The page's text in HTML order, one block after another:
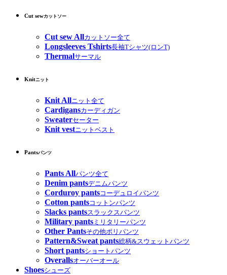
Cut sewカットソー
Cut sew Allカットソー全て
Longsleeves Tshirts長袖Tシャツ(ロンT)
Thermalサーマル
Knitニット
Knit Allニット全て
Cardigansカーディガン
Sweaterセーター
Knit vestニットベスト
Pantsパンツ
Pants Allパンツ全て
Denim pantsデニムパンツ
Corduroy pantsコーデュロイパンツ
Cotton pantsコットンパンツ
Slacks pantsスラックスパンツ
Military pants ミリタリーパンツ
Other Pantsその他ポリパンツ
Pattern&Sweat pants総柄&スウェットパンツ
Short pantsショートパンツ
Overallsオーバーオール
Shoesシューズ